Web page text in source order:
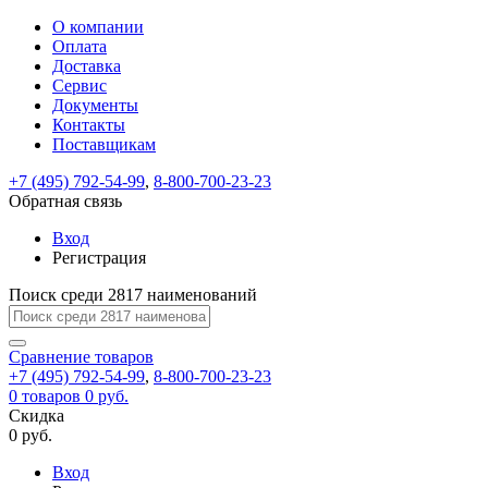
ВходРегистрация
Только
test@example.com
отправлена
по
ней
для
регистрации.
Ок
Только
Запомнить
меня
Забыли
Восстановление
пароля
Заполните
форму.
Мы
отправим
ссылку
на
указанный
электронный
адрес,
перейдя
по
которой
вы
новый
На
вашу
test@test.ru
отправлена
ссылка.
Перейдите
по
для
смены
пароля.
Введите
новый
пароль
Сменить
Пароль
успешно
Войти
Обратная
связь
Сообщение
пользовательского
соглашения
Ваше
сообщение
успешно
О компании
Оплата
Доставка
Сервис
Документы
Контакты
Поставщикам
+7 (495) 792-54-99, 8-800-700-23-23
Обратная связь
Вход
Регистрация
Поиск среди 2817 наименований
Сравнение товаров
+7 (495) 792-54-99, 8-800-700-23-23
0 товаров 0 руб.
Скидка
0 руб.
Вход